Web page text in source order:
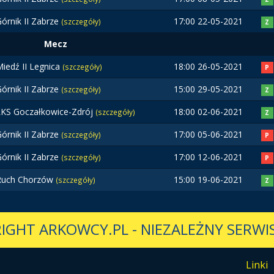
II Zabrze (szczegóły) 17:00 22-05-2021 Z
Mecz
II Legnica (szczegóły) 18:00 26-05-2021 P
II Zabrze (szczegóły) 15:00 29-05-2021 Z
Goczałkowice-Zdrój (szczegóły) 18:00 02-06-2021 Z
II Zabrze (szczegóły) 17:00 05-06-2021 P
II Zabrze (szczegóły) 17:00 12-06-2021 P
Chorzów (szczegóły) 15:00 19-06-2021 Z
ARKOWCY.PL - NIEZALEŻNY
Linki